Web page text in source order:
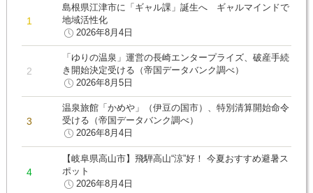
島根県江津市に「ギャル課」誕生へ ギャルマインドで
地域活性化
2026年8月4日
「ゆりの温泉」運営の長崎エンタープライズ、破産手続
き開始決定受ける（帝国データバンク調べ）
2026年8月5日
温泉旅館「かめや」（伊豆の国市）、特別清算開始命令
受ける（帝国データバンク調べ）
2026年8月4日
【岐阜県高山市】飛騨高山“涼”好！ 今夏おすすめ避暑ス
ポット
2026年8月4日